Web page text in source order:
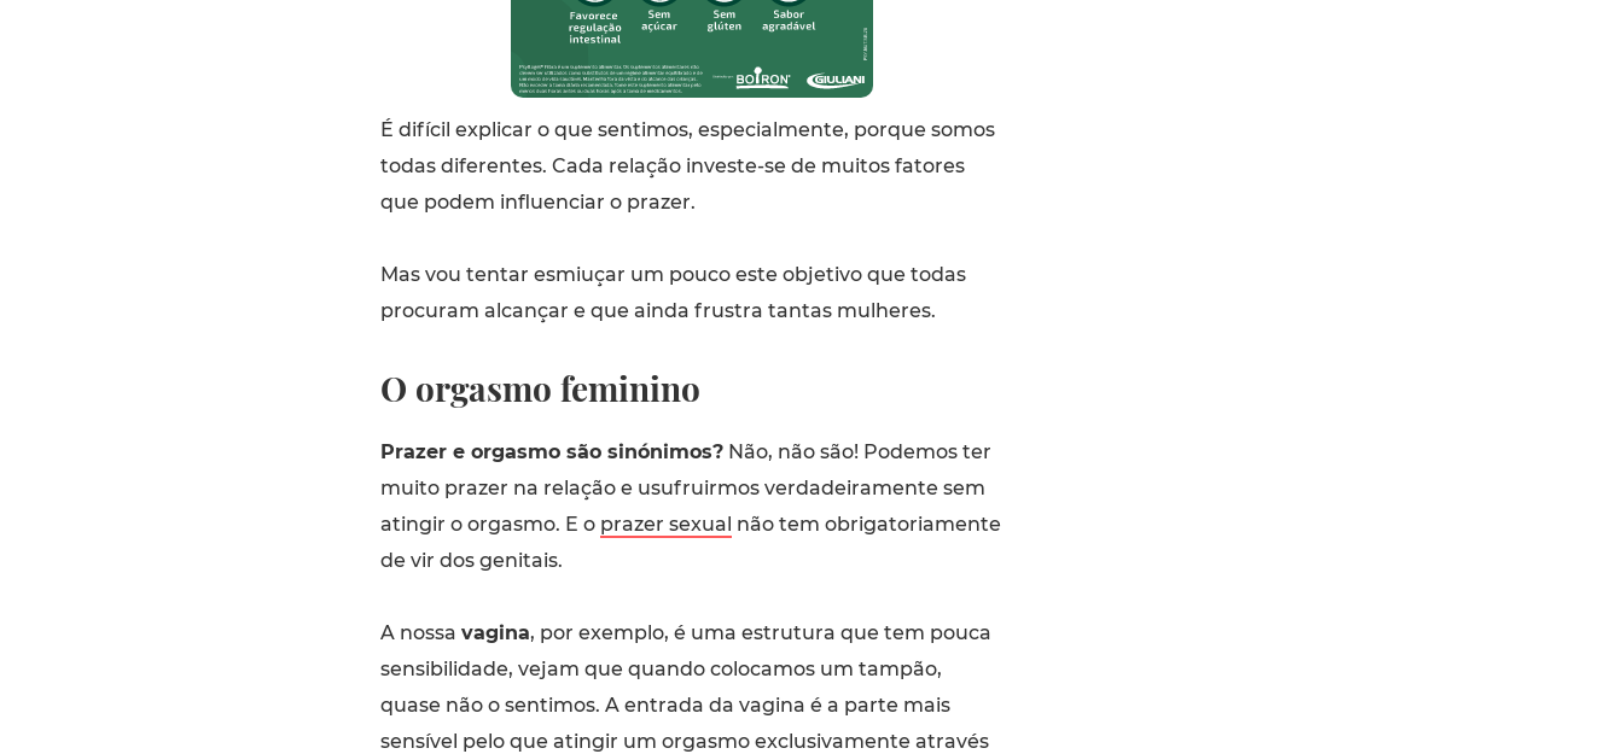
É difícil explicar o que sentimos, especialmente, porque somos
todas diferentes. Cada relação investe-se de muitos fatores
que podem influenciar o prazer.
Mas vou tentar esmiuçar um pouco este objetivo que todas
procuram alcançar e que ainda frustra tantas mulheres.
O orgasmo feminino
Prazer e orgasmo são sinónimos?Não, não são! Podemos ter
muito prazer na relação e usufruirmos verdadeiramente sem
atingir o orgasmo. E o prazer sexual não tem obrigatoriamente
de vir dos genitais.
A nossa vagina, por exemplo, é uma estrutura que tem pouca
sensibilidade, vejam que quando colocamos um tampão,
quase não o sentimos. A entrada da vagina é a parte mais
sensível pelo que atingir um orgasmo exclusivamente através